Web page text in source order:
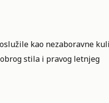
kao nezaboravne
stila i pravog letnjeg